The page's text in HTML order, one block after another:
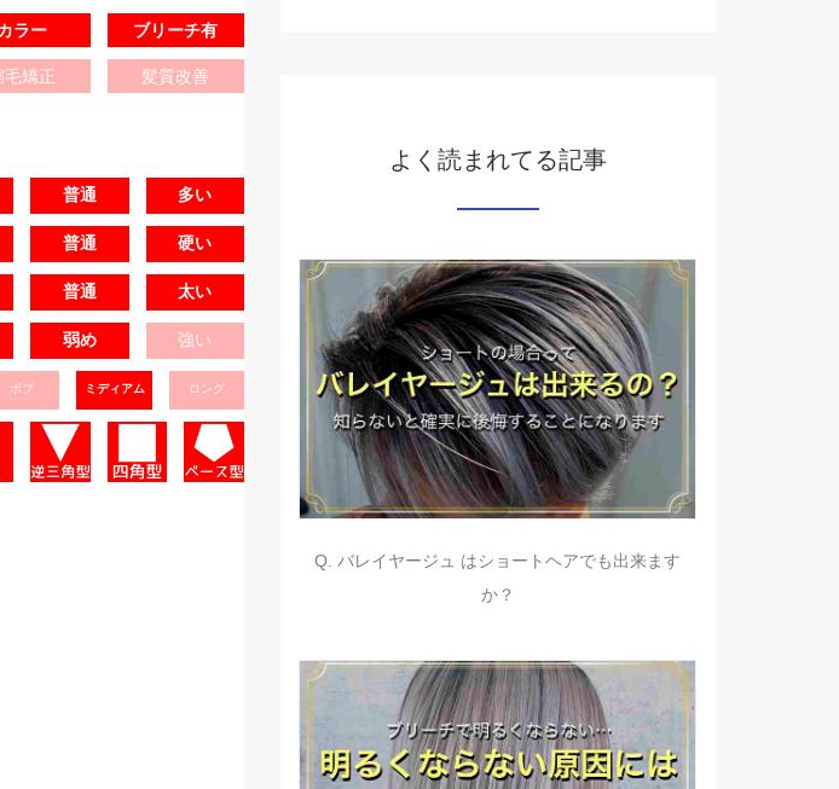
ラー ブリーチ有
毛矯正 髪質改善
普通 多い
普通 硬い
普通 太い
弱め 強い
ボブ ミディアム ロング
よく読まれてる記事
Q. バレイヤージュ はショートヘアでも出来ます
か？